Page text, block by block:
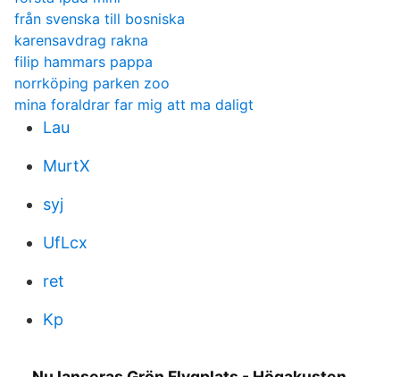
från svenska till bosniska
karensavdrag rakna
filip hammars pappa
norrköping parken zoo
mina foraldrar far mig att ma daligt
Lau
MurtX
syj
UfLcx
ret
Kp